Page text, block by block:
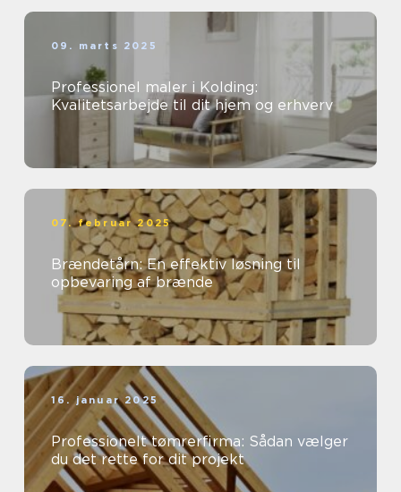
09. marts 2025
Professionel maler i Kolding:
Kvalitetsarbejde til dit hjem og erhverv
07. februar 2025
Brændetårn: En effektiv løsning til
opbevaring af brænde
16. januar 2025
Professionelt tømrerfirma: Sådan vælger
du det rette for dit projekt